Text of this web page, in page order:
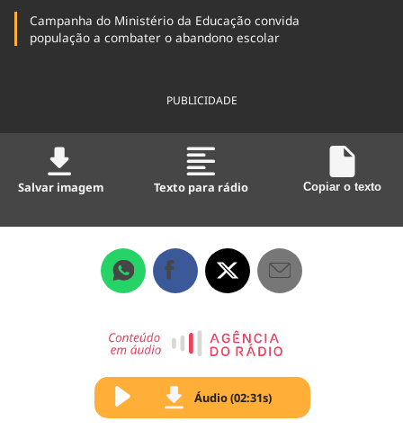
Campanha do Ministério da Educação convida
população a combater o abandono escolar
PUBLICIDADE
Salvar imagem Texto para rádio Copiar o texto
Áudio (02:31s)